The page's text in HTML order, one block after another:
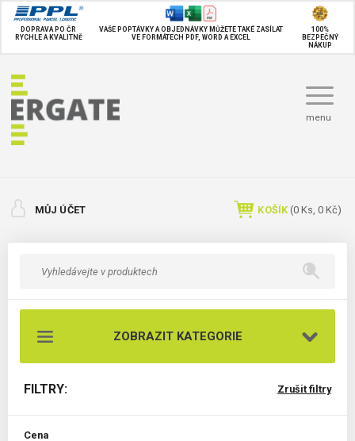
DOPRAVA PO ČR
RYCHLE A KVALITNĚ
VAŠE POPTÁVKY A OBJEDNÁVKY MŮŽETE TAKÉ ZASÍLAT
VE FORMÁTECH PDF, WORD A EXCEL
100%
BEZPEČNÝ
NÁKUP
menu
MŮJ ÚČET KOŠÍK (0 Ks, 0 Kč)
ZOBRAZIT KATEGORIE
FILTRY: Zrušit filtry
Cena